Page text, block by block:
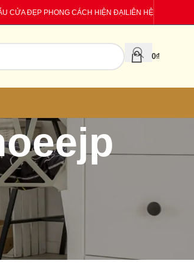
CỬA ĐẸP PHONG CÁCH HIỆN ĐẠILIÊN HỆ
0₫